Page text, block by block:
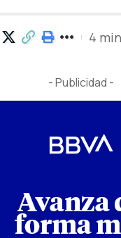
4
- Publicidad -